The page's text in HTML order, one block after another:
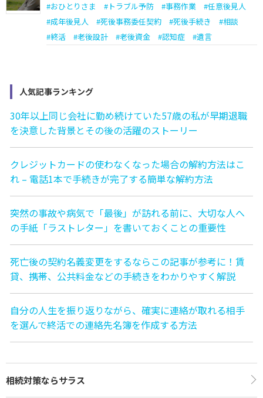
#おひとりさま # トラブル予防 #事務作業 #任意後見人
#成年後見人 #死後事務委任契約 #死後手続き #相談
#終活 #老後設計 #老後資金 #認知症 #遺言
人気記事ランキング
30年以上同じ会社に勤め続けていた57歳の私が早期退職
を決意した背景とその後の活躍のストーリー
クレジットカードの使わなくなった場合の解約方法はこ
れ – 電話1本で手続きが完了する簡単な解約方法
突然の事故や病気で「最後」が訪れる前に、大切な人へ
の手紙「ラストレター」を書いておくことの重要性
死亡後の契約名義変更をするならこの記事が参考に！賃
貸、携帯、公共料金などの手続きをわかりやすく解説
自分の人生を振り返りながら、確実に連絡が取れる相手
を選んで終活での連絡先名簿を作成する方法
相続対策ならサラス